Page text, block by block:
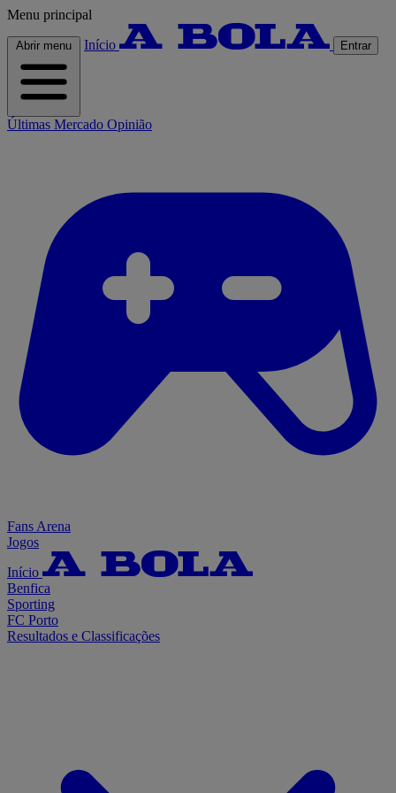
Menu principal
Abrir menu Início Entrar
Últimas Mercado Opinião
Fans Arena
Jogos
Início
Benfica
Sporting
FC Porto
Resultados e Classificações